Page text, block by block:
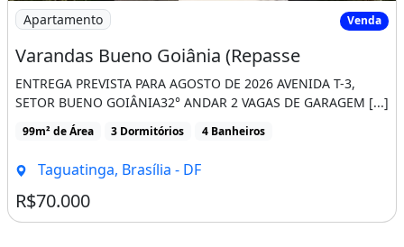
Imagem: Varandas Bueno Goiânia (Repasse
Apartamento Venda
Varandas Bueno Goiânia (Repasse
ENTREGA PREVISTA PARA AGOSTO DE 2026 AVENIDA T-3,
SETOR BUENO GOIÂNIA32° ANDAR 2 VAGAS DE GARAGEM [...]
99m² de Área 3 Dormitórios 4 Banheiros
Taguatinga, Brasília - DF
R$70.000